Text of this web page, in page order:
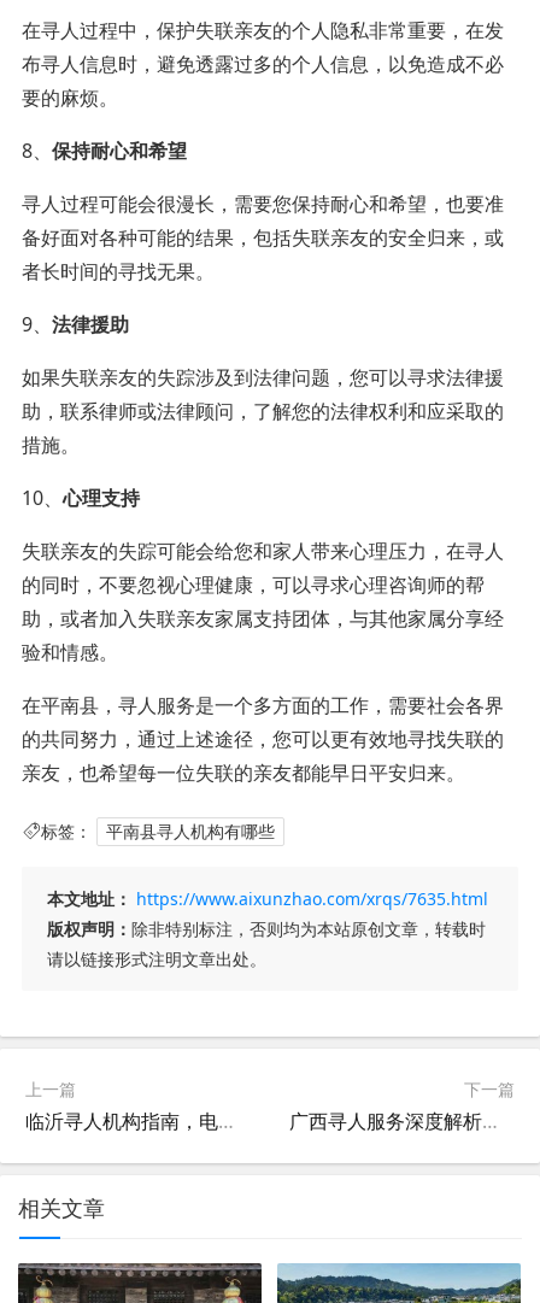
在寻人过程中，保护失联亲友的个人隐私非常重要，在发
布寻人信息时，避免透露过多的个人信息，以免造成不必
要的麻烦。
8、 保持耐心和希望
寻人过程可能会很漫长，需要您保持耐心和希望，也要准
备好面对各种可能的结果，包括失联亲友的安全归来，或
者长时间的寻找无果。
9、 法律援助
如果失联亲友的失踪涉及到法律问题，您可以寻求法律援
助，联系律师或法律顾问，了解您的法律权利和应采取的
措施。
10、心理支持
失联亲友的失踪可能会给您和家人带来心理压力，在寻人
的同时，不要忽视心理健康，可以寻求心理咨询师的帮
助，或者加入失联亲友家属支持团体，与其他家属分享经
验和情感。
在平南县，寻人服务是一个多方面的工作，需要社会各界
的共同努力，通过上述途径，您可以更有效地寻找失联的
亲友，也希望每一位失联的亲友都能早日平安归来。
标签： 平南县寻人机构有哪些
本文地址： https://www.aixunzhao.com/xrqs/7635.html
版权声明： 除非特别标注，否则均为本站原创文章，转载时
请以链接形式注明文章出处。
上一篇
临沂寻人机构指南，电话、地址及服务概览
下一篇
广西寻人服务深度解析，机构排行榜与服务特色一览
相关文章